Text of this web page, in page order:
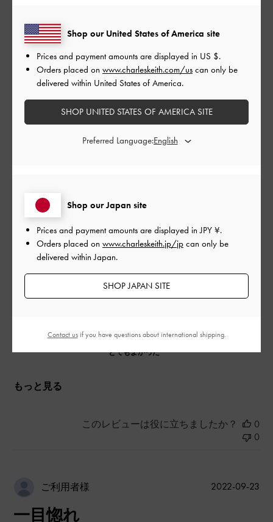
もっと見る
このレビューは役に立ちましたか？
ご利用者様
生地は柔らかくて思ったより小さめですが入ります。ピスタチ
オカラーがなんとも言えないかわいさ。
サイズ: その他（シューズ以外）
デザイン
とてもよかった
とてもよかった
もっと見る
このレビューは役に立ちましたか？
0
0
ご利用者様
一目惚れ
公
2022-09-23
Shop our Japan site
Prices and payment amounts are displayed inJPY ¥.
Orders placed on www.charleskeith.jp/jp can only be
delivered within Japan.
SHOP JAPAN SITE
Shop our United States of America site
Prices and payment amounts are displayed in US $.
Orders placed on www.charleskeith.com/us can only be
delivered within United States of America.
SHOP UNITED STATES OF AMERICA SITE
Preferred Language:
Contact usif you have questions about international shipping.